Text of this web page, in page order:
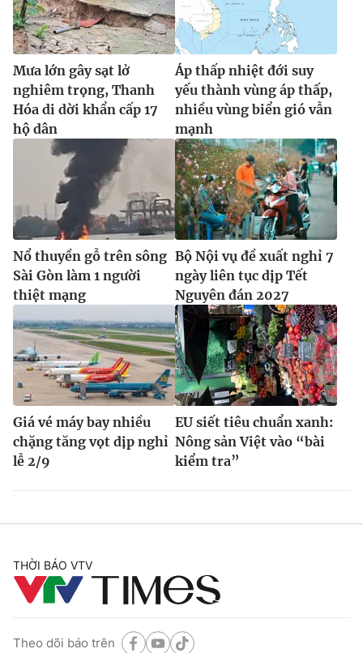
Mưa lớn gây sạt lở
nghiêm trọng, Thanh
Hóa di dời khẩn cấp 17
hộ dân
Áp thấp nhiệt đới suy
yếu thành vùng áp thấp,
nhiều vùng biển gió vẫn
mạnh
Nổ thuyền gỗ trên sông
Sài Gòn làm 1 người
thiệt mạng
Bộ Nội vụ đề xuất nghỉ 7
ngày liên tục dịp Tết
Nguyên đán 2027
Giá vé máy bay nhiều
chặng tăng vọt dịp nghỉ
lễ 2/9
EU siết tiêu chuẩn xanh:
Nông sản Việt vào “bài
kiểm tra”
THỜI BÁO VTV
Theo dõi báo trên